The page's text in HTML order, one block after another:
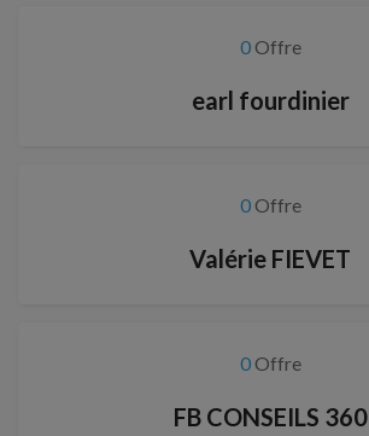
0Offre
earl fourdinier
0Offre
Valérie FIEVET
0Offre
FB CONSEILS 360